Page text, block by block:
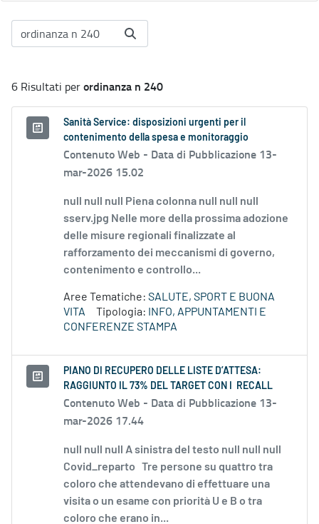
6 Risultati perordinanza n 240
Sanità Service: disposizioni urgenti per il
contenimento della spesa e monitoraggio
Contenuto Web - Data di Pubblicazione 13-
mar-2026 15.02
null null null Piena colonna null null null
sserv.jpg Nelle more della prossima adozione
delle misure regionali finalizzate al
rafforzamento dei meccanismi di governo,
contenimento e controllo...
Aree Tematiche: SALUTE, SPORT E BUONA
VITA
Tipologia:
INFO, APPUNTAMENTI E
CONFERENZE STAMPA
PIANO DI RECUPERO DELLE LISTE D’ATTESA:
RAGGIUNTO IL 73% DEL TARGET CON I RECALL
Contenuto Web - Data di Pubblicazione 13-
mar-2026 17.44
null null null A sinistra del testo null null null
Covid_reparto Tre persone su quattro tra
coloro che attendevano di effettuare una
visita o un esame con priorità U e B o tra
coloro che erano in...